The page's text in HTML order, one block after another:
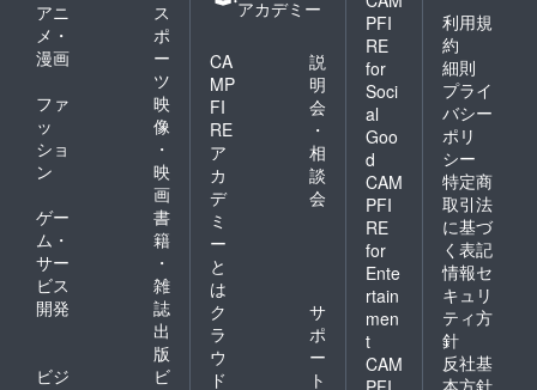
アニ
メ・
漫画
ス
ポ
ー
ツ
ファ
ッ
ショ
ン
映
像
・
映
画
ゲー
ム・
サー
ビス
開発
書
籍
・
雑
誌
出
版
ビジ
ビ
アカデミー
CA
MP
FI
RE
ア
カ
デ
ミ
ー
と
は
説
明
会
・
相
談
会
ク
ラ
ウ
ド
サ
ポ
ー
ト
PFI
RE
for
Soci
al
Goo
d
CAM
PFI
RE
for
Ente
rtain
men
t
CAM
利用規
約
細則
プライ
バシー
ポリ
シー
特定商
取引法
に基づ
く表記
情報セ
キュリ
ティ方
針
反社基
本方針